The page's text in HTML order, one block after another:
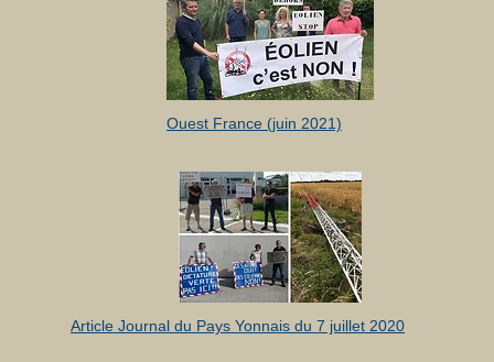
Ouest France (juin 2021)
Article Journal du Pays Yonnais du 7 juillet 2020